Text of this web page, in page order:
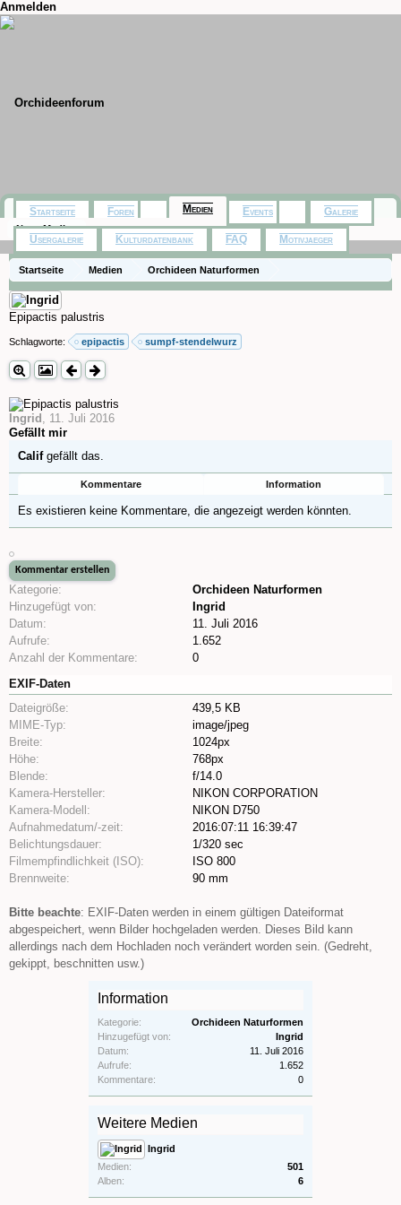
Anmelden
Startseite Medien Orchideen Naturformen
Epipactis palustris
Schlagworte: epipactis sumpf-stendelwurz
Ingrid , 11. Juli 2016
Gefällt mir
Califgefällt das.
Kommentare Information
Es existieren keine Kommentare, die angezeigt werden könnten.
Kategorie:
Orchideen Naturformen
Hinzugefügt von:
Ingrid
Datum:
11. Juli 2016
Aufrufe:
1.652
Anzahl der Kommentare:
0
EXIF-Daten
Dateigröße:
439,5 KB
MIME-Typ:
image/jpeg
Breite:
1024px
Höhe:
768px
Blende:
f/14.0
Kamera-Hersteller:
NIKON CORPORATION
Kamera-Modell:
NIKON D750
Aufnahmedatum/-zeit:
2016:07:11 16:39:47
Belichtungsdauer:
1/320 sec
Filmempfindlichkeit (ISO):
ISO 800
Brennweite:
90 mm
Bitte beachte: EXIF-Daten werden in einem gültigen Dateiformat
abgespeichert, wenn Bilder hochgeladen werden. Dieses Bild kann
allerdings nach dem Hochladen noch verändert worden sein. (Gedreht,
gekippt, beschnitten usw.)
Information
Kategorie:
Orchideen Naturformen
Hinzugefügt von:
Ingrid
Datum:
11. Juli 2016
Aufrufe:
1.652
Kommentare:
0
Weitere Medien
Ingrid
Medien:
501
Alben:
6
Startseite Foren Medien
Neue Medien
Events Galerie
Usergalerie Kulturdatenbank FAQ Motivjaeger